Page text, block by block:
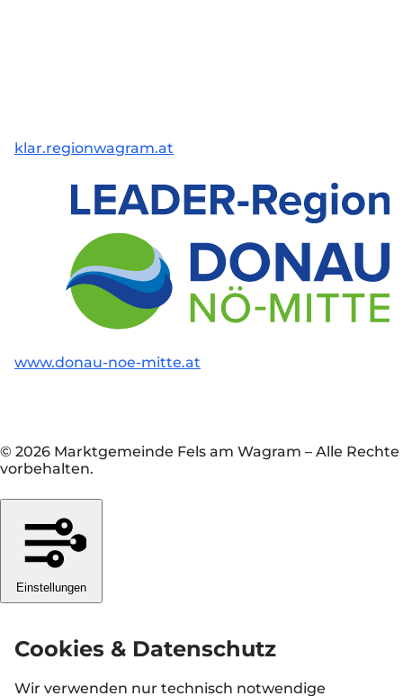
klar.regionwagram.at
www.donau-noe-mitte.at
© 2026 Marktgemeinde Fels am Wagram – Alle Rechte
vorbehalten.
Einstellungen
Cookies & Datenschutz
Wir verwenden nur technisch notwendige